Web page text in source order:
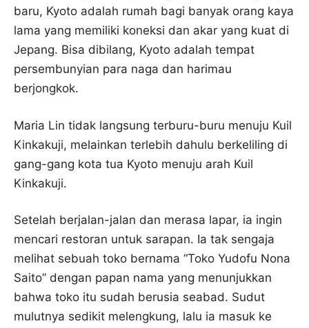
baru, Kyoto adalah rumah bagi banyak orang kaya
lama yang memiliki koneksi dan akar yang kuat di
Jepang. Bisa dibilang, Kyoto adalah tempat
persembunyian para naga dan harimau
berjongkok.
Maria Lin tidak langsung terburu-buru menuju Kuil
Kinkakuji, melainkan terlebih dahulu berkeliling di
gang-gang kota tua Kyoto menuju arah Kuil
Kinkakuji.
Setelah berjalan-jalan dan merasa lapar, ia ingin
mencari restoran untuk sarapan. Ia tak sengaja
melihat sebuah toko bernama “Toko Yudofu Nona
Saito” dengan papan nama yang menunjukkan
bahwa toko itu sudah berusia seabad. Sudut
mulutnya sedikit melengkung, lalu ia masuk ke